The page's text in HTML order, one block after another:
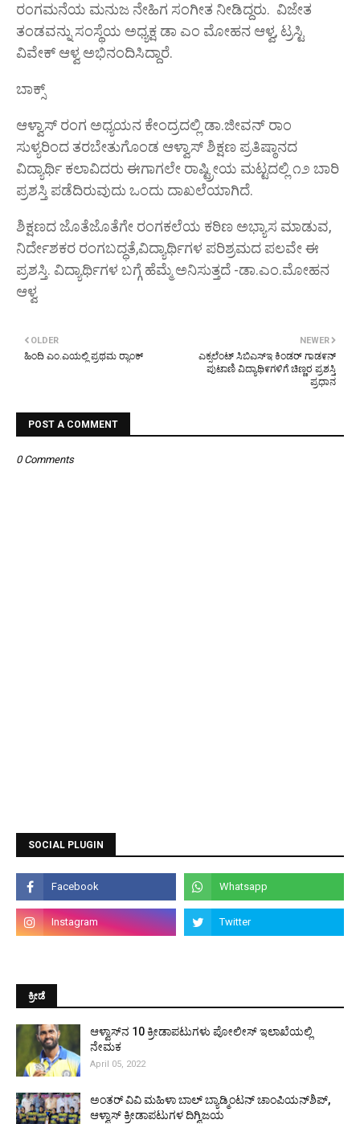
ರಂಗಮನೆಯ ಮನುಜ ನೇಹಿಗ ಸಂಗೀತ ನೀಡಿದ್ದರು. ವಿಜೇತ
ತಂಡವನ್ನು ಸಂಸ್ಥೆಯ ಅಧ್ಯಕ್ಷ ಡಾ ಎಂ ಮೋಹನ ಆಳ್ವ, ಟ್ರಸ್ಟಿ
ವಿವೇಕ್ ಆಳ್ವ ಅಭಿನಂದಿಸಿದ್ದಾರೆ.
ಬಾಕ್ಸ್
ಆಳ್ವಾಸ್ ರಂಗ ಅಧ್ಯಯನ ಕೇಂದ್ರದಲ್ಲಿ ಡಾ.ಜೀವನ್ ರಾಂ
ಸುಳ್ಯರಿಂದ ತರಬೇತುಗೊಂಡ ಆಳ್ವಾಸ್ ಶಿಕ್ಷಣ ಪ್ರತಿಷ್ಠಾನದ
ವಿದ್ಯಾರ್ಥಿ ಕಲಾವಿದರು ಈಗಾಗಲೇ ರಾಷ್ಟ್ರೀಯ ಮಟ್ಟದಲ್ಲಿ ೧೨ ಬಾರಿ
ಪ್ರಶಸ್ತಿ ಪಡೆದಿರುವುದು ಒಂದು ದಾಖಲೆಯಾಗಿದೆ.
ಶಿಕ್ಷಣದ ಜೊತೆಜೊತೆಗೇ ರಂಗಕಲೆಯ ಕಠಿಣ ಅಭ್ಯಾಸ ಮಾಡುವ,
ನಿರ್ದೇಶಕರ ರಂಗಬದ್ಧತೆ,ವಿದ್ಯಾರ್ಥಿಗಳ ಪರಿಶ್ರಮದ ಪಲವೇ ಈ
ಪ್ರಶಸ್ತಿ. ವಿದ್ಯಾರ್ಥಿಗಳ ಬಗ್ಗೆ ಹೆಮ್ಮೆ ಅನಿಸುತ್ತದೆ -ಡಾ.ಎಂ.ಮೋಹನ
ಆಳ್ವ
NEWER
ಎಕ್ಸಲೆಂಟ್ ಸಿಬಿಎಸ್ಇ ಕಿಂಡರ್ ಗಾಡ೯ನ್
ಪುಟಾಣಿ ವಿದ್ಯಾಥಿ೯ಗಳಿಗೆ ಚಿಣ್ಣರ ಪ್ರಶಸ್ತಿ
ಪ್ರಧಾನ
OLDER
ಹಿಂದಿ ಎಂ.ಎಯಲ್ಲಿ ಪ್ರಥಮ ರ‍್ಯಾಂಕ್
POST A COMMENT
0 Comments
SOCIAL PLUGIN
ಕ್ರೀಡೆ
ಆಳ್ವಾಸ್‌ನ 10 ಕ್ರೀಡಾಪಟುಗಳು ಪೋಲೀಸ್ ಇಲಾಖೆಯಲ್ಲಿ
ನೇಮಕ
April 05, 2022
ಅಂತರ್ ವಿವಿ ಮಹಿಳಾ ಬಾಲ್ ಬ್ಯಾಡ್ಮಿಂಟನ್ ಚಾಂಪಿಯನ್‌ಶಿಪ್,
ಆಳ್ವಾಸ್ ಕ್ರೀಡಾಪಟುಗಳ ದಿಗ್ವಿಜಯ